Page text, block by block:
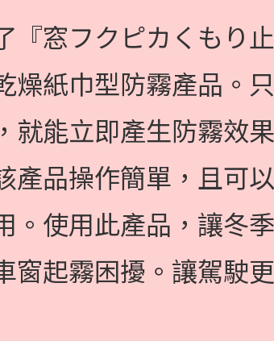
『窓フクピカくもり
燥紙巾型防霧產品。
就能立即產生防霧效
產品操作簡單，且可
。使用此產品，讓冬
窗起霧困擾。讓駕駛